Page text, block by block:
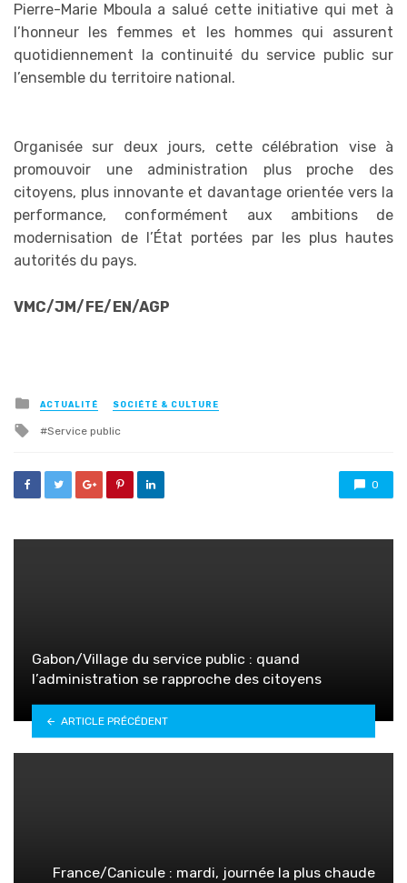
Pierre-Marie Mboula a salué cette initiative qui met à
l’honneur les femmes et les hommes qui assurent
quotidiennement la continuité du service public sur
l’ensemble du territoire national.
Organisée sur deux jours, cette célébration vise à
promouvoir une administration plus proche des
citoyens, plus innovante et davantage orientée vers la
performance, conformément aux ambitions de
modernisation de l’État portées par les plus hautes
autorités du pays.
VMC/JM/FE/EN/AGP
Posted
in
ACTUALITÉ SOCIÉTÉ & CULTURE
Tagged
Service public
0
Gabon/Village du service public : quand
l’administration se rapproche des citoyens
ARTICLE PRÉCÉDENT
France/Canicule : mardi, journée la plus chaude